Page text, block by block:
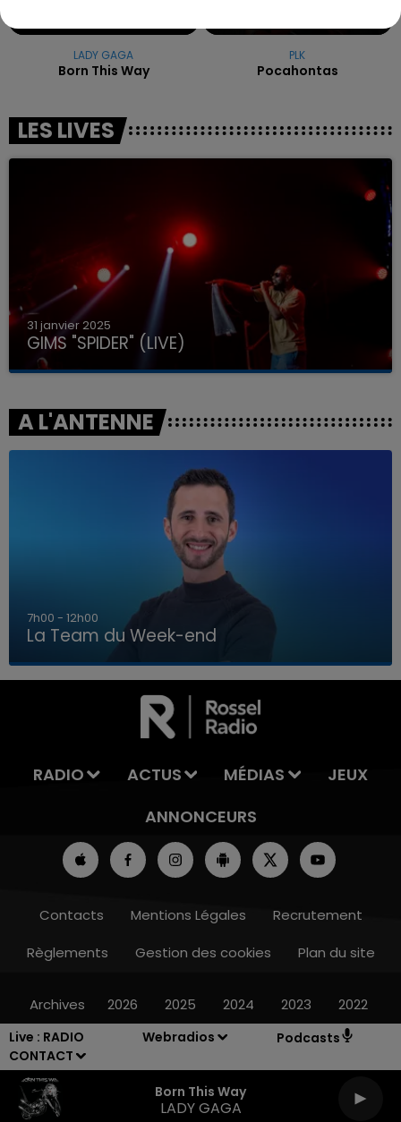
Live : RADIO
CONTACT
Webradios Podcasts
Born This Way
LADY GAGA
LA TEAM DU WEEK-END
LADY GAGA
Born This Way
PLK
Pocahontas
LES LIVES
31 janvier 2025
GIMS "SPIDER" (LIVE)
A L'ANTENNE
16h00 - 20h00
La Team du Week-end
RADIO ACTUS MÉDIAS
JEUX
ANNONCEURS
Contacts Mentions Légales
Recrutement
Règlements
Gestion des cookies Plan du site
Archives 2026 2025 2024 2023 2022